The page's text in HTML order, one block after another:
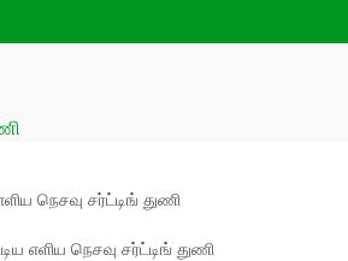
நெசவு சர்ட்டிங் துணி
எளிய நெசவு சர்ட்டிங் துணி